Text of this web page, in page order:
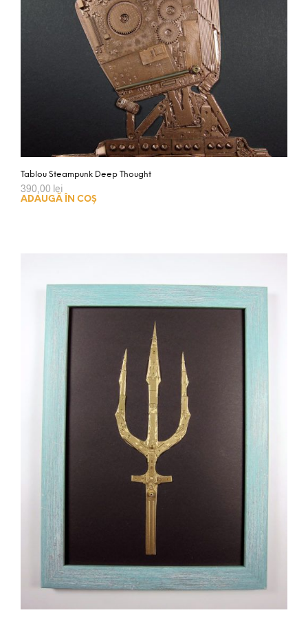
Tablou Steampunk Deep Thought
390,00 lei
ADAUGĂ ÎN COȘ